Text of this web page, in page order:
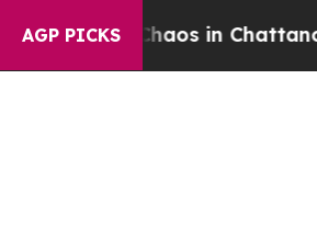
AGP PICKSChaos in